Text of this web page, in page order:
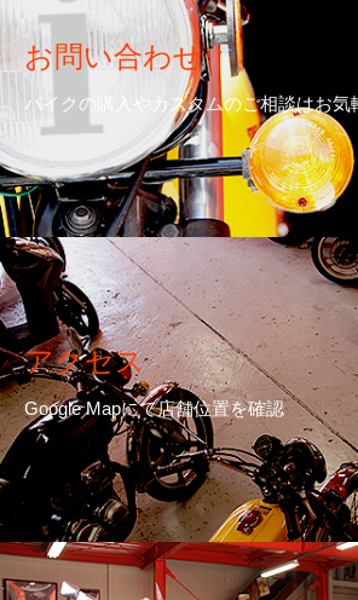
お問い合わせ
バイクの購入やカスタムのご相談はお気
アクセス
Google Mapにて店舗位置を確認